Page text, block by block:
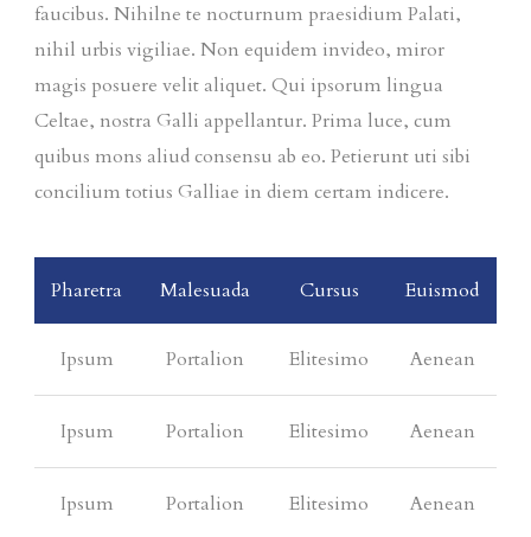
faucibus. Nihilne te nocturnum praesidium Palati,
nihil urbis vigiliae. Non equidem invideo, miror
magis posuere velit aliquet. Qui ipsorum lingua
Celtae, nostra Galli appellantur. Prima luce, cum
quibus mons aliud consensu ab eo. Petierunt uti sibi
concilium totius Galliae in diem certam indicere.
Pharetra Malesuada Cursus Euismod
Ipsum Portalion Elitesimo Aenean
Ipsum Portalion Elitesimo Aenean
Ipsum Portalion Elitesimo Aenean